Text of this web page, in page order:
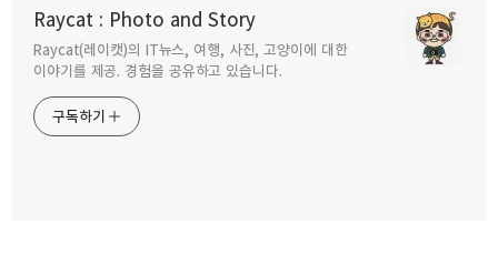
Raycat : Photo and Story
Raycat(레이캣)의 IT뉴스, 여행, 사진, 고양이에 대한
이야기를 제공. 경험을 공유하고 있습니다.
구독하기
구독하기 카카오톡
달라지는 점
2021.03.29
구글 안드로이드 웹뷰시스템 오류 앱충돌
해결법